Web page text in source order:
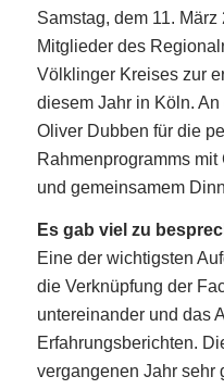
Samstag, dem 11.
Mitglieder des
Völklinger Kreises zur
diesem Jahr in Köln.
Oliver Dubben für die
Rahmenprogramms mit
und gemeinsamem
Es gab viel zu
Eine der wichtigsten
die Verknüpfung der
untereinander und das
Erfahrungsberichten.
vergangenen Jahr sehr